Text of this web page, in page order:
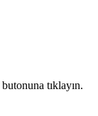
butonuna tıklayın.